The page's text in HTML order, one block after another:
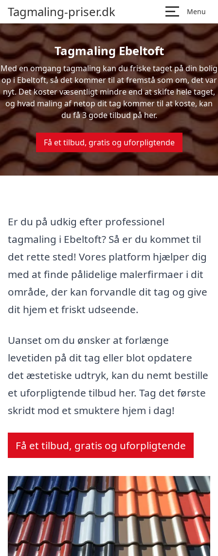
Tagmaling-priser.dk Menu
Tagmaling Ebeltoft
Med en omgang tagmaling kan du friske taget på din bolig
op i Ebeltoft, så det kommer til at fremstå som om, det var
nyt. Det koster væsentligt mindre end at skifte hele taget,
og hvad maling af netop dit tag kommer til at koste, kan
du få 3 gode tilbud på her.
Få et tilbud, gratis og uforpligtende
Er du på udkig efter professionel
tagmaling i Ebeltoft? Så er du kommet til
det rette sted! Vores platform hjælper dig
med at finde pålidelige malerfirmaer i dit
område, der kan forvandle dit tag og give
dit hjem et friskt udseende.
Uanset om du ønsker at forlænge
levetiden på dit tag eller blot opdatere
det æstetiske udtryk, kan du nemt bestille
et uforpligtende tilbud her. Tag det første
skridt mod et smuktere hjem i dag!
Få et tilbud, gratis og uforpligtende